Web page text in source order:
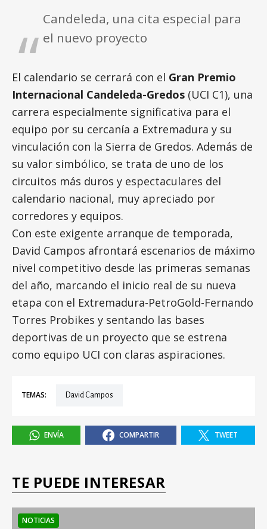
Candeleda, una cita especial para
el nuevo proyecto
El calendario se cerrará con el Gran Premio
Internacional Candeleda-Gredos (UCI C1), una
carrera especialmente significativa para el
equipo por su cercanía a Extremadura y su
vinculación con la Sierra de Gredos. Además de
su valor simbólico, se trata de uno de los
circuitos más duros y espectaculares del
calendario nacional, muy apreciado por
corredores y equipos.
Con este exigente arranque de temporada,
David Campos afrontará escenarios de máximo
nivel competitivo desde las primeras semanas
del año, marcando el inicio real de su nueva
etapa con el Extremadura-PetroGold-Fernando
Torres Probikes y sentando las bases
deportivas de un proyecto que se estrena
como equipo UCI con claras aspiraciones.
TEMAS: David Campos
ENVÍA COMPARTIR TWEET
TE PUEDE INTERESAR
NOTICIAS